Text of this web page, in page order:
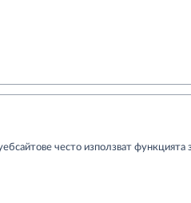
често използват функцията